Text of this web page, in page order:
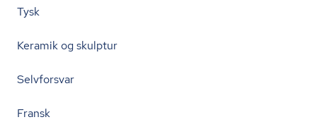
Tysk
Keramik og skulptur
Selvforsvar
Fransk